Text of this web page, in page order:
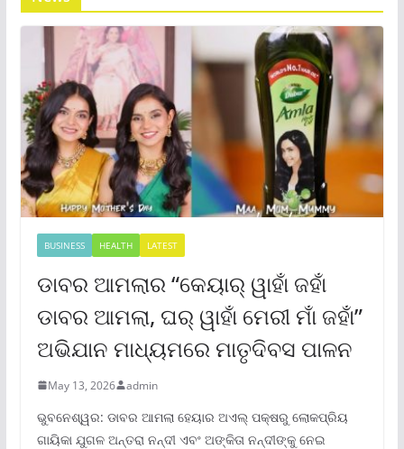
BUSINESS HEALTH LATEST
ଡାବର ଆମଲାର “କେୟାର୍ ୱାହାଁ ଜହାଁ
ଡାବର ଆମଲା, ଘର୍ ୱାହାଁ ମେରୀ ମାଁ ଜହାଁ”
ଅଭିଯାନ ମାଧ୍ୟମରେ ମାତୃଦିବସ ପାଳନ
May 13, 2026 admin
ଭୁବନେଶ୍ୱର: ଡାବର ଆମଲା ହେୟାର ଅଏଲ୍ ପକ୍ଷରୁ ଲୋକପ୍ରିୟ
ଗାୟିକା ଯୁଗଳ ଅନ୍ତରା ନନ୍ଦୀ ଏବଂ ଅଙ୍କିତା ନନ୍ଦୀଙ୍କୁ ନେଇ